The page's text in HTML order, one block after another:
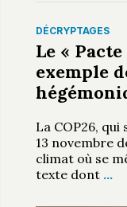
DÉCRYPTAGES
Le «
exemple
La COP26, qui
13 novembre
climat où se
texte dont …